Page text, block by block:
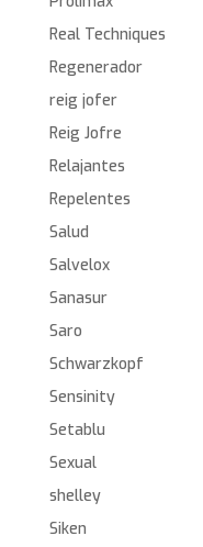
Real Techniques
Regenerador
reig jofer
Reig Jofre
Relajantes
Repelentes
Salud
Salvelox
Sanasur
Saro
Schwarzkopf
Sensinity
Setablu
Sexual
shelley
Siken